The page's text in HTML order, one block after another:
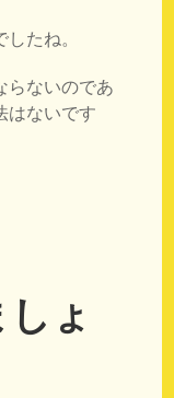
たね。
らないのであ
はないです
ょ